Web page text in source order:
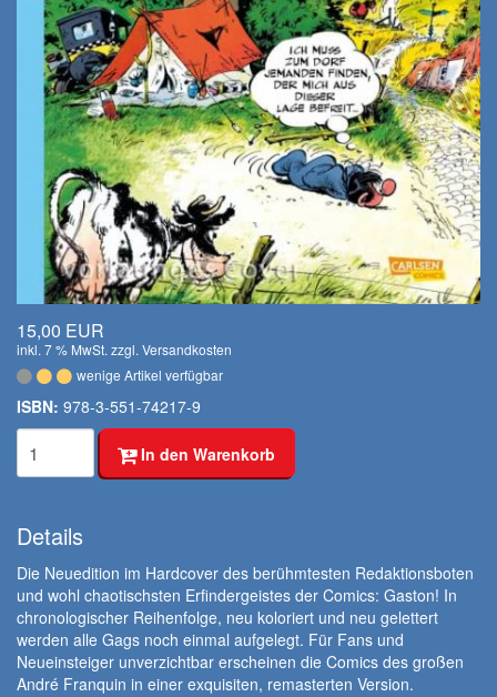
15,00 EUR
inkl. 7 % MwSt. zzgl. Versandkosten
wenige Artikel verfügbar
ISBN: 978-3-551-74217-9
In den Warenkorb
Details
Die Neuedition im Hardcover des berühmtesten Redaktionsboten
und wohl chaotischsten Erfindergeistes der Comics: Gaston! In
chronologischer Reihenfolge, neu koloriert und neu gelettert
werden alle Gags noch einmal aufgelegt. Für Fans und
Neueinsteiger unverzichtbar erscheinen die Comics des großen
André Franquin in einer exquisiten, remasterten Version.